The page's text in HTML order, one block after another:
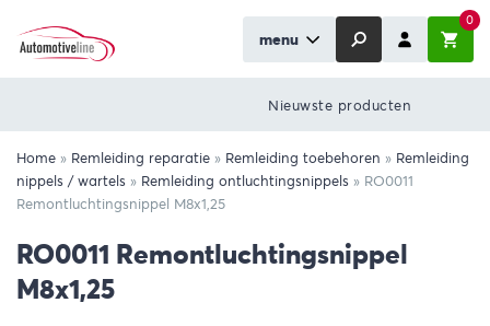
menu
0
Nieuwste producten
Home » Remleiding reparatie » Remleiding toebehoren » Remleiding
nippels / wartels » Remleiding ontluchtingsnippels » RO0011
Remontluchtingsnippel M8x1,25
RO0011 Remontluchtingsnippel
M8x1,25